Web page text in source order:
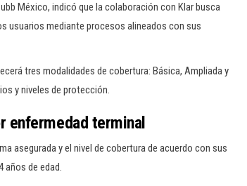
México, indicó que la colaboración con Klar busca
usuarios mediante procesos alineados con sus
tres modalidades de cobertura: Básica, Ampliada y
y niveles de protección.
enfermedad terminal
asegurada y el nivel de cobertura de acuerdo con sus
años de edad.